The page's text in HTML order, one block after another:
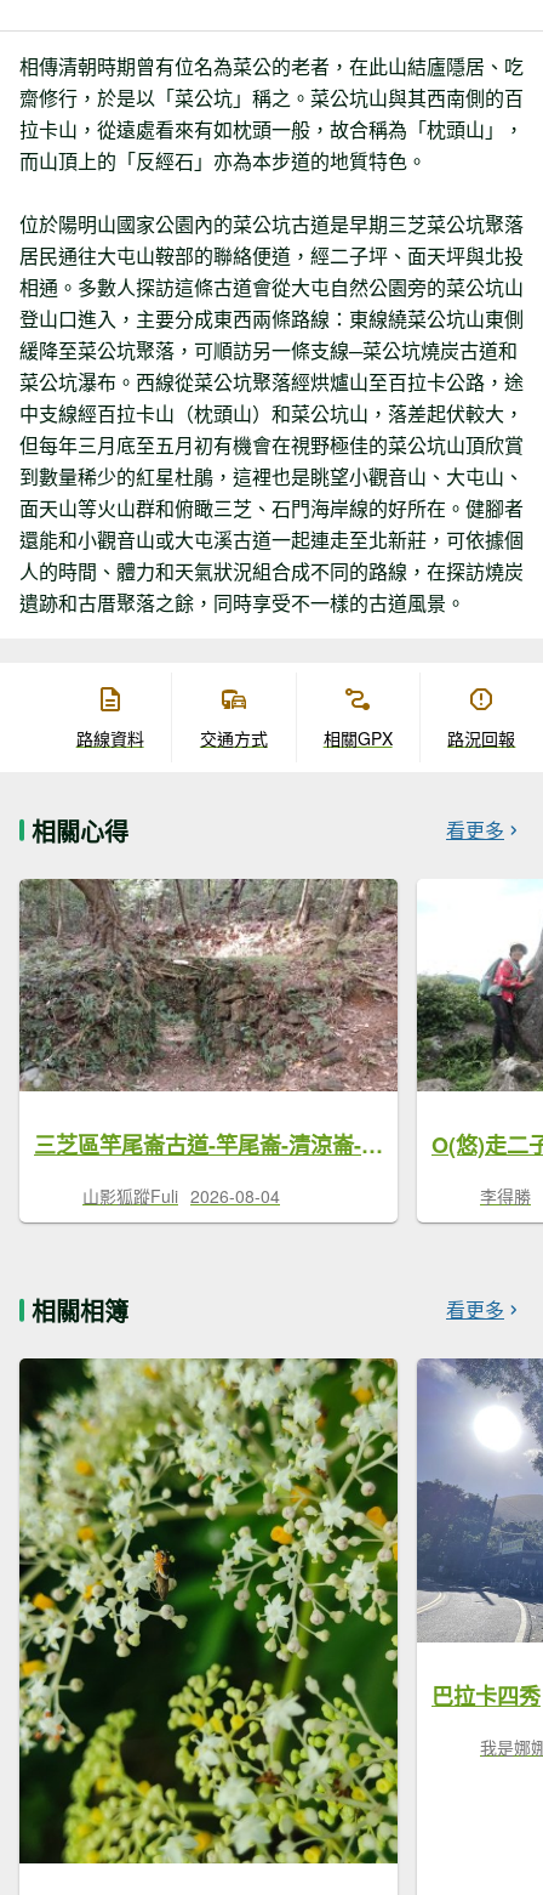
相傳清朝時期曾有位名為菜公的老者，在此山結廬隱居、吃
齋修行，於是以「菜公坑」稱之。菜公坑山與其西南側的百
拉卡山，從遠處看來有如枕頭一般，故合稱為「枕頭山」，
而山頂上的「反經石」亦為本步道的地質特色。
位於陽明山國家公園內的菜公坑古道是早期三芝菜公坑聚落
居民通往大屯山鞍部的聯絡便道，經二子坪、面天坪與北投
相通。多數人探訪這條古道會從大屯自然公園旁的菜公坑山
登山口進入，主要分成東西兩條路線：東線繞菜公坑山東側
緩降至菜公坑聚落，可順訪另一條支線─菜公坑燒炭古道和
菜公坑瀑布。西線從菜公坑聚落經烘爐山至百拉卡公路，途
中支線經百拉卡山（枕頭山）和菜公坑山，落差起伏較大，
但每年三月底至五月初有機會在視野極佳的菜公坑山頂欣賞
到數量稀少的紅星杜鵑，這裡也是眺望小觀音山、大屯山、
面天山等火山群和俯瞰三芝、石門海岸線的好所在。健腳者
還能和小觀音山或大屯溪古道一起連走至北新莊，可依據個
人的時間、體力和天氣狀況組合成不同的路線，在探訪燒炭
遺跡和古厝聚落之餘，同時享受不一樣的古道風景。
路線資料 交通方式 相關GPX 路況回報
相關心得 看更多
三芝區竿尾崙古道-竿尾崙-清涼崙-大屯溪古道O型
山影狐蹤Fuli 2026-08-04 李得勝
相關相簿 看更多
巴拉卡四秀
我是娜